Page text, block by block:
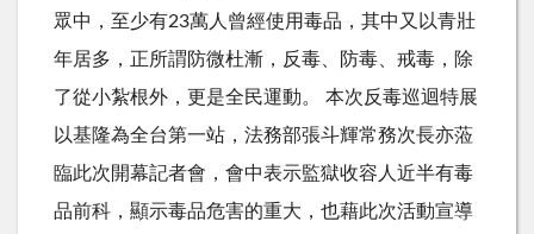
眾中，至少有23萬人曾經使用毒品，其中又以青壯
年居多，正所謂防微杜漸，反毒、防毒、戒毒，除
了從小紮根外，更是全民運動。 本次反毒巡迴特展
以基隆為全台第一站，法務部張斗輝常務次長亦蒞
臨此次開幕記者會，會中表示監獄收容人近半有毒
品前科，顯示毒品危害的重大，也藉此次活動宣導